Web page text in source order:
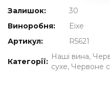
Залишок:
30
Виноробня:
Eixe
Артикул:
R5621
Категорії:
Наші вина
сухе Червоне